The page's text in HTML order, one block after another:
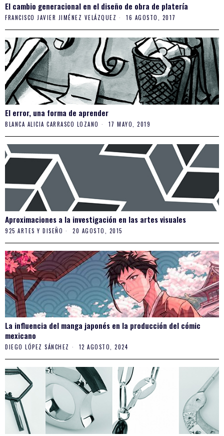
El cambio generacional en el diseño de obra de platería
FRANCISCO JAVIER JIMÉNEZ VELÁZQUEZ 16 AGOSTO, 2017
El error, una forma de aprender
BLANCA ALICIA CARRASCO LOZANO 17 MAYO, 2019
Aproximaciones a la investigación en las artes visuales
925 ARTES Y DISEÑO 20 AGOSTO, 2015
La influencia del manga japonés en la producción del cómic
mexicano
DIEGO LÓPEZ SÁNCHEZ 12 AGOSTO, 2024